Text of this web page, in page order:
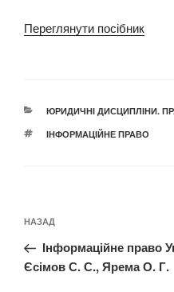
Переглянути посібник
КАТЕГОРІЇ
ЮРИДИЧНІ ДИСЦИПЛІНИ.
ПОЗНАЧКИ
ІНФОРМАЦІЙНЕ ПРАВО
записів
Попередній
запис:
НАЗАД
Інформаційне право
Єсімов С. С., Ярема О. Г.